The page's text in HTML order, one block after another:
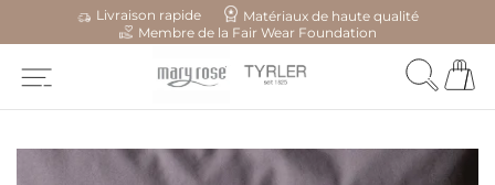
Livraison rapide
Matériaux de haute qualité
Membre de la Fair Wear Foundation